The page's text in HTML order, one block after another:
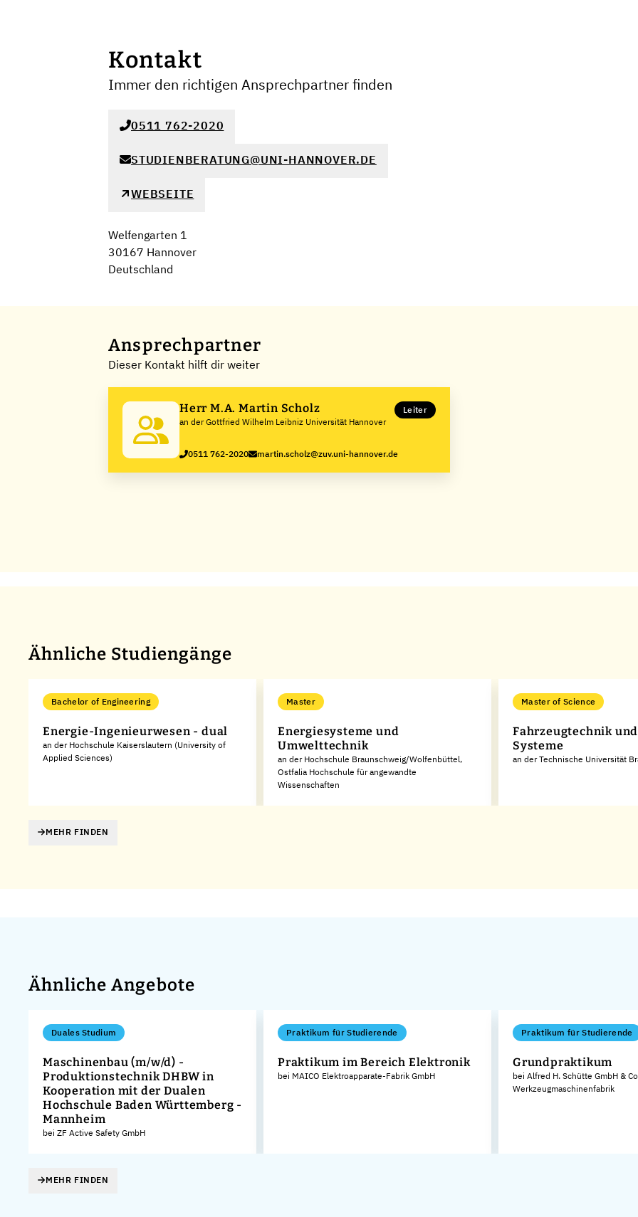
Kontakt
Immer den richtigen Ansprechpartner finden
0511 762-2020
STUDIENBERATUNG@UNI-HANNOVER.DE
WEBSEITE
Welfengarten 1
30167 Hannover
Deutschland
Ansprechpartner
Dieser Kontakt hilft dir weiter
Herr M.A. Martin Scholz
an der Gottfried Wilhelm Leibniz Universität Hannover
Leiter
0511 762-2020 martin.scholz@zuv.uni-hannover.de
Ähnliche Studiengänge
Bachelor of Engineering
Energie-Ingenieurwesen - dual
an der Hochschule Kaiserslautern (University of
Applied Sciences)
Master
Energiesysteme und
Umwelttechnik
an der Hochschule Braunschweig/Wolfenbüttel,
Ostfalia Hochschule für angewandte
Wissenschaften
Master of Science
Fahrzeugtechnik
Systeme
an der Technische Universität
MEHR FINDEN
Ähnliche Angebote
Duales Studium
Maschinenbau (m/w/d) -
Produktionstechnik DHBW in
Kooperation mit der Dualen
Hochschule Baden Württemberg -
Mannheim
bei ZF Active Safety GmbH
Praktikum für Studierende
Praktikum im Bereich Elektronik
bei MAICO Elektroapparate-Fabrik GmbH
Praktikum für Studierende
Grundpraktikum
bei Alfred H. Schütte GmbH &
Werkzeugmaschinenfabrik
MEHR FINDEN